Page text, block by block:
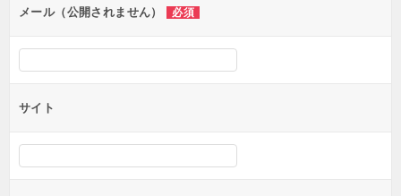
ンメール（公開されません） 必須
サイト